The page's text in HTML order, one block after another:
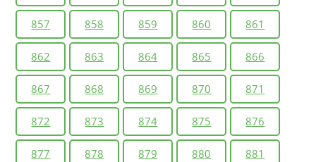
857 858 859 860 861
862 863 864 865 866
867 868 869 870 871
872 873 874 875 876
877 878 879 880 881